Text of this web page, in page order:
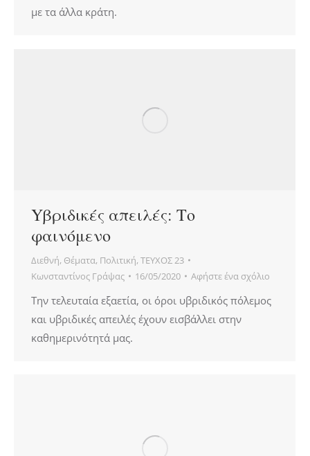
με τα άλλα κράτη.
Yβριδικές απειλές: Το
φαινόμενο
Διεθνή, Θέματα, Πολιτική, ΤΕΥΧΟΣ 23
Κωνσταντίνος Γράψας
16/05/2020 Αφήστε ένα σχόλιο
Την τελευταία εξαετία, οι όροι υβριδικός πόλεμος
και υβριδικές απειλές έχουν εισβάλλει στην
καθημερινότητά μας.